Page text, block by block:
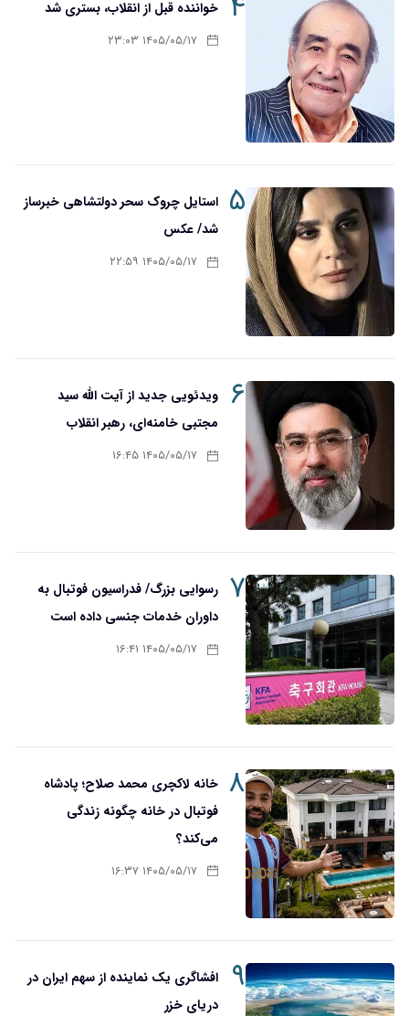
خواننده قبل از انقلاب، بستری شد
۱۴۰۵/۰۵/۱۷ ۲۳:۰۳
۵ استایل چروک سحر دولتشاهی خبرساز
شد/ عکس
۱۴۰۵/۰۵/۱۷ ۲۲:۵۹
۶
ویدئویی جدید از آیت الله سید
مجتبی خامنه‌ای، رهبر انقلاب
۱۴۰۵/۰۵/۱۷ ۱۶:۴۵
۷ رسوایی بزرگ/ فدراسیون فوتبال به
داوران خدمات جنسی داده است
۱۴۰۵/۰۵/۱۷ ۱۶:۴۱
۸ خانه لاکچری محمد صلاح؛ پادشاه
فوتبال در خانه چگونه زندگی
می‌کند؟
۱۴۰۵/۰۵/۱۷ ۱۶:۳۷
۹
افشاگری یک نماینده از سهم ایران در
دریای خزر